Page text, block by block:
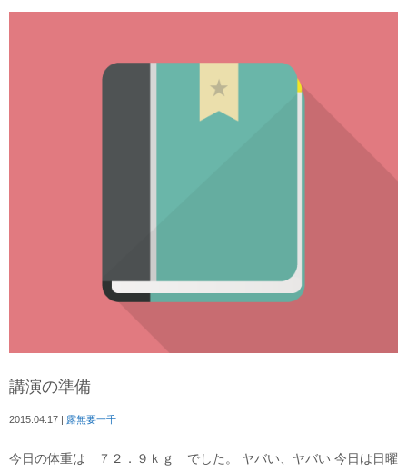
講演の準備
2015.04.17 露無要一千
今日の体重は ７２．９ｋｇ でした。 ヤバい、ヤバい 今日は日曜